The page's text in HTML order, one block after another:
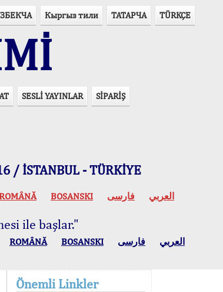
Кыргыз тили ТАТАРЧА TÜRKÇE
SESLİ YAYINLAR SİPARİŞ
/ İSTANBUL - TÜRKİYE
ROMÂNĂ BOSANSKI العربي فارسی
ile başlar."
ROMÂNĂ BOSANSKI العربي فارسی
Önemli Linkler